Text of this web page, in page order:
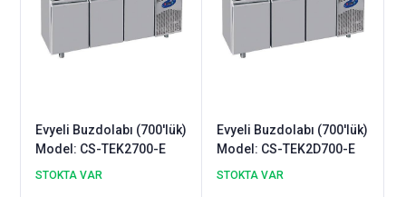
Evyeli Buzdolabı (700'lük)
Model: CS-TEK2700-E
STOKTA VAR
Evyeli Buzdolabı (700'lük)
Model: CS-TEK2D700-E
STOKTA VAR